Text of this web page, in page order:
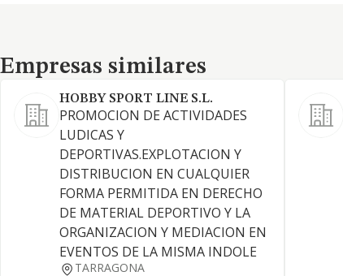
Empresas similares
Empresas similares
HOBBY SPORT LINE S.L.
PROMOCION DE ACTIVIDADES
LUDICAS Y
DEPORTIVAS.EXPLOTACION Y
DISTRIBUCION EN CUALQUIER
FORMA PERMITIDA EN DERECHO
DE MATERIAL DEPORTIVO Y LA
ORGANIZACION Y MEDIACION EN
EVENTOS DE LA MISMA INDOLE
TARRAGONA